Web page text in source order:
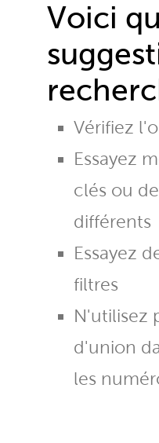
Voici
Vérifiez
Essayez
clés ou
différents
Essayez
filtres
N'utilisez
d'union
les